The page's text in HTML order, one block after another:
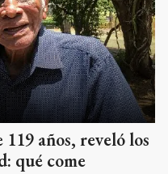
años, reveló los
qué come